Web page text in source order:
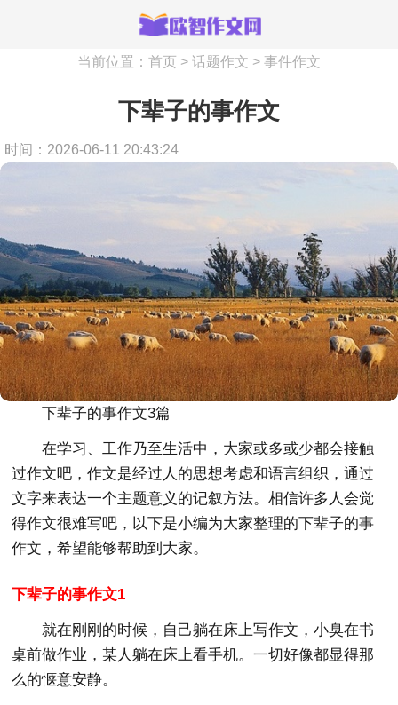
当前位置： 首页 > 话题作文 > 事件作文
下辈子的事作文
时间：2026-06-11 20:43:24
下辈子的事作文3篇
在学习、工作乃至生活中，大家或多或少都会接触
过作文吧，作文是经过人的思想考虑和语言组织，通过
文字来表达一个主题意义的记叙方法。相信许多人会觉
得作文很难写吧，以下是小编为大家整理的下辈子的事
作文，希望能够帮助到大家。
下辈子的事作文1
就在刚刚的时候，自己躺在床上写作文，小臭在书
桌前做作业，某人躺在床上看手机。一切好像都显得那
么的惬意安静。